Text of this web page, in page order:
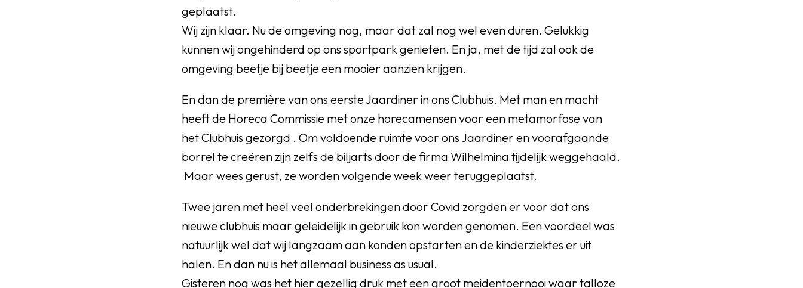
geplaatst.
Wij zijn klaar. Nu de omgeving nog, maar dat zal nog wel even duren. Gelukkig
kunnen wij ongehinderd op ons sportpark genieten. En ja, met de tijd zal ook de
omgeving beetje bij beetje een mooier aanzien krijgen.
En dan de première van ons eerste Jaardiner in ons Clubhuis. Met man en macht
heeft de Horeca Commissie met onze horecamensen voor een metamorfose van
het Clubhuis gezorgd . Om voldoende ruimte voor ons Jaardiner en voorafgaande
borrel te creëren zijn zelfs de biljarts door de firma Wilhelmina tijdelijk weggehaald.
Maar wees gerust, ze worden volgende week weer teruggeplaatst.
Twee jaren met heel veel onderbrekingen door Covid zorgden er voor dat ons
nieuwe clubhuis maar geleidelijk in gebruik kon worden genomen. Een voordeel was
natuurlijk wel dat wij langzaam aan konden opstarten en de kinderziektes er uit
halen. En dan nu is het allemaal business as usual.
Gisteren nog was het hier gezellig druk met een groot meidentoernooi waar talloze